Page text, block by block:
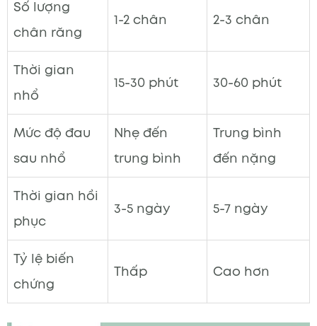
Số lượng
chân răng
1-2 chân 2-3 chân
Thời gian
nhổ
15-30 phút 30-60 phút
Mức độ đau
sau nhổ
Nhẹ đến
trung bình
Trung bình
đến nặng
Thời gian hồi
phục
3-5 ngày 5-7 ngày
Tỷ lệ biến
chứng
Thấp Cao hơn